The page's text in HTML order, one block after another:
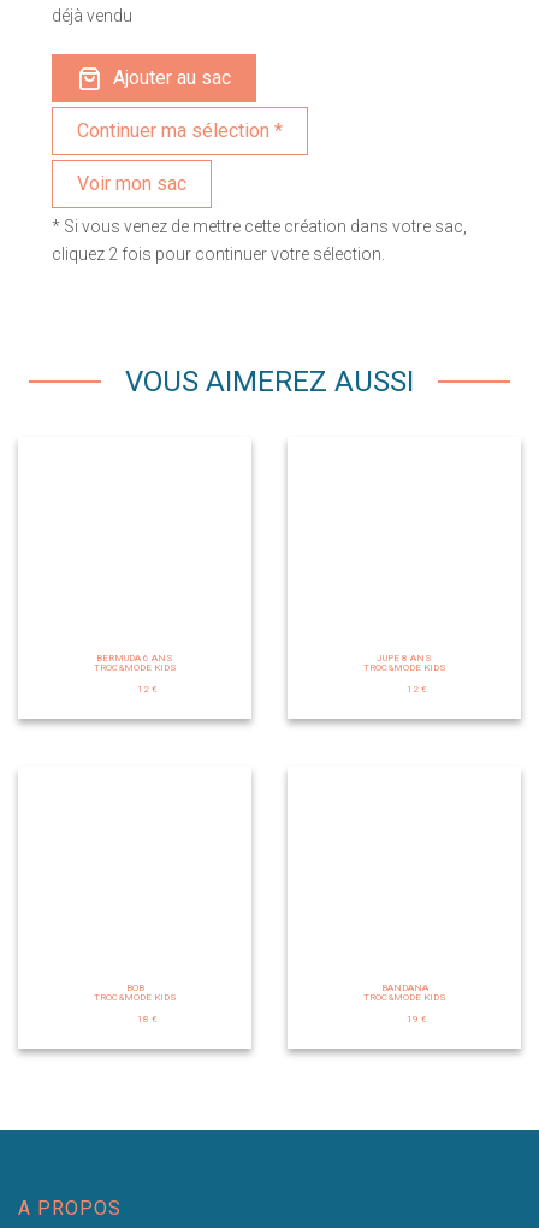
déjà vendu
Ajouter au sac
Voir mon sac
* Si vous venez de mettre cette création dans votre sac,
cliquez 2 fois pour continuer votre sélection.
VOUS AIMEREZ AUSSI
BERMUDA 6 ANS
TROC&MODE KIDS
12 €
JUPE 8 ANS
TROC&MODE KIDS
12 €
BOB
TROC&MODE KIDS
18 €
BANDANA
TROC&MODE KIDS
19 €
A PROPOS